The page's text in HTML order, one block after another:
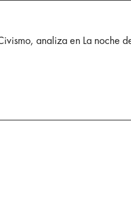
analiza en La